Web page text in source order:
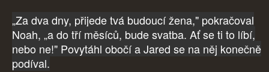
„Za dva dny, přijede tvá budoucí žena," pokračoval
Noah, „a do tří měsíců, bude svatba. Ať se ti to líbí,
nebo ne!" Povytáhl obočí a Jared se na něj konečně
podíval.